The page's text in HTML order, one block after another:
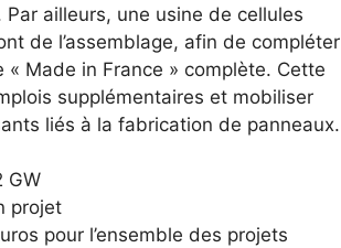
ailleurs, une usine de cellules
de l’assemblage, afin de compléter
Made in France » complète. Cette
supplémentaires et mobiliser
liés à la fabrication de panneaux.
GW
projet
pour l’ensemble des projets